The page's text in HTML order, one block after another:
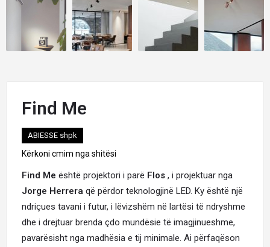
Find Me
ABIESSE shpk
Kërkoni cmim nga shitësi
Find Me është projektori i parë Flos , i projektuar nga
Jorge Herrera që përdor teknologjinë LED. Ky është një
ndriçues tavani i futur, i lëvizshëm në lartësi të ndryshme
dhe i drejtuar brenda çdo mundësie të imagjinueshme,
pavarësisht nga madhësia e tij minimale. Ai përfaqëson